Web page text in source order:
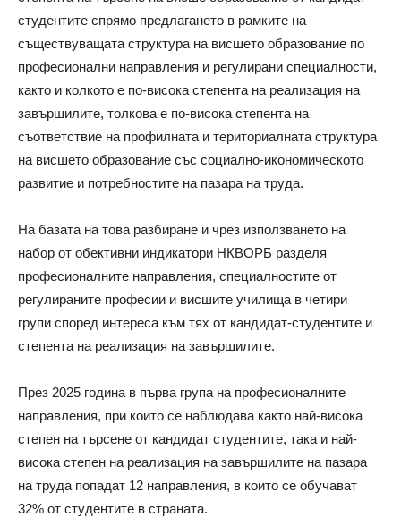
студентите спрямо предлагането в рамките на
съществуващата структура на висшето образование по
професионални направления и регулирани специалности,
както и колкото е по-висока степента на реализация на
завършилите, толкова е по-висока степента на
съответствие на профилната и териториалната структура
на висшето образование със социално-икономическото
развитие и потребностите на пазара на труда.
На базата на това разбиране и чрез използването на
набор от обективни индикатори НКВОРБ разделя
професионалните направления, специалностите от
регулираните професии и висшите училища в четири
групи според интереса към тях от кандидат-студентите и
степента на реализация на завършилите.
През 2025 година в първа група на професионалните
направления, при които се наблюдава както най-висока
степен на търсене от кандидат студентите, така и най-
висока степен на реализация на завършилите на пазара
на труда попадат 12 направления, в които се обучават
32% от студентите в страната.